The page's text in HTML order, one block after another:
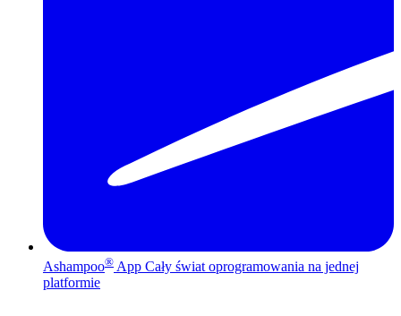
Ashampoo® App Cały świat oprogramowania na jednej
platformie